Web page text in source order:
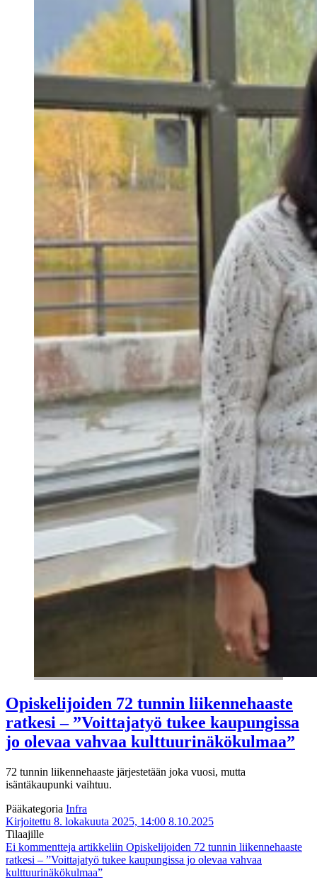
Opiskelijoiden 72 tunnin liikennehaaste
ratkesi – ”Voittajatyö tukee kaupungissa
jo olevaa vahvaa kulttuurinäkökulmaa”
72 tunnin liikennehaaste järjestetään joka vuosi, mutta
isäntäkaupunki vaihtuu.
Pääkategoria Infra
Kirjoitettu 8. lokakuuta 2025, 14:00 8.10.2025
Tilaajille
Ei kommentteja artikkeliin Opiskelijoiden 72 tunnin liikennehaaste
ratkesi – ”Voittajatyö tukee kaupungissa jo olevaa vahvaa
kulttuurinäkökulmaa”